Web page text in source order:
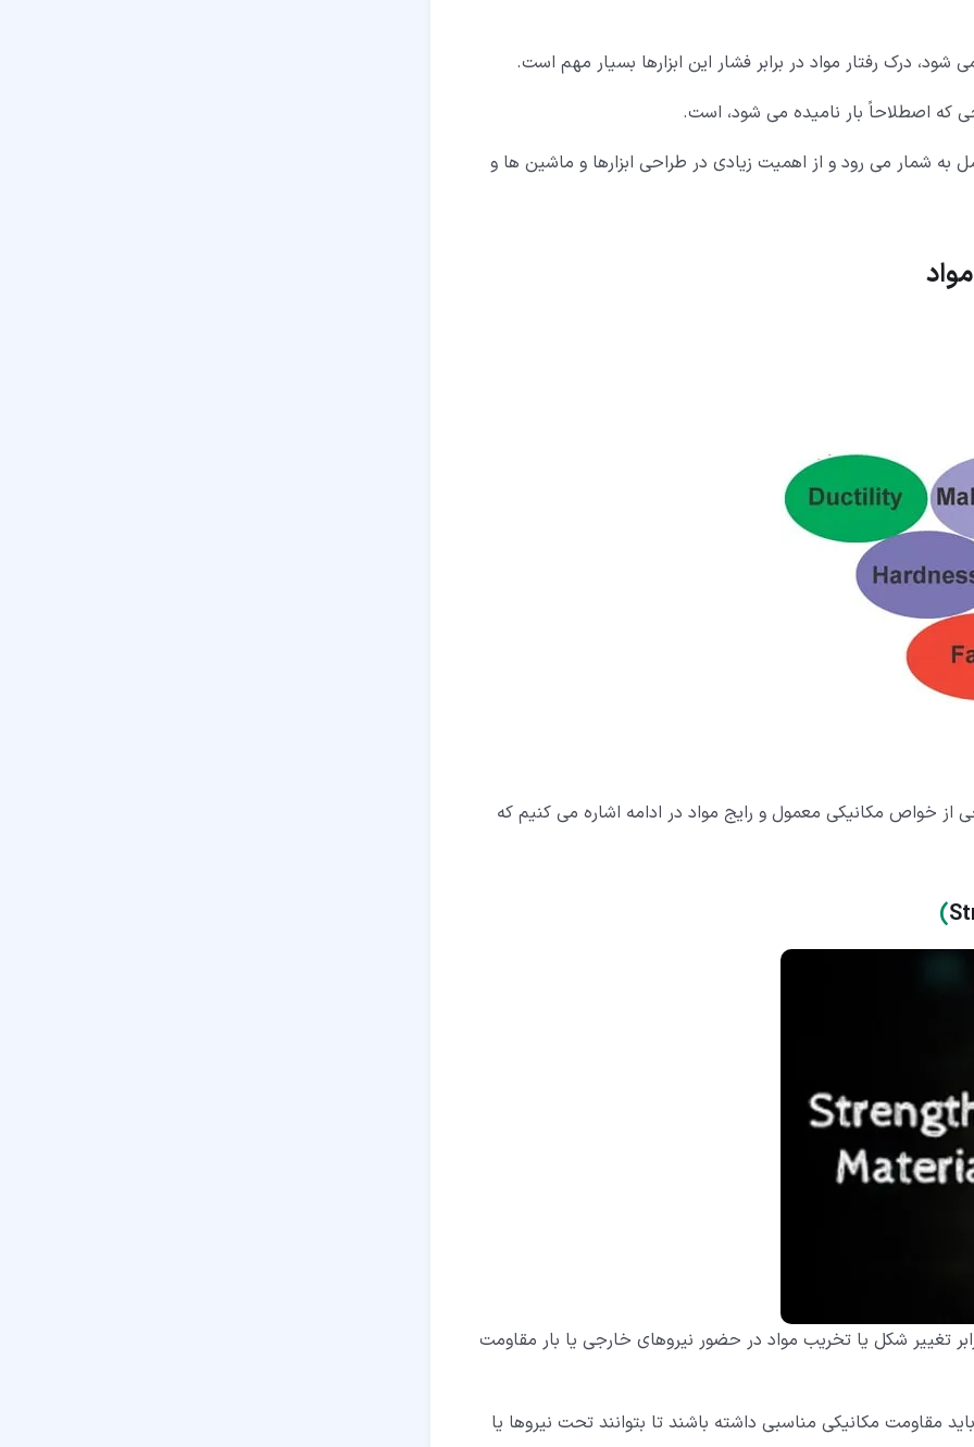
درک رفتار مواد در برابر فشار این ابزارها بسیار مهم است.
که اصطلاحاً بار نامیده می شود، است.
می رود و از اهمیت زیادی در طراحی ابزارها و ماشین ها و
از خواص مکانیکی معمول و رایج مواد در ادامه اشاره می کنیم که
)
تغییر شکل یا تخریب مواد در حضور نیروهای خارجی یا بار مقاومت
مقاومت مکانیکی مناسبی داشته باشند تا بتوانند تحت نیروها یا